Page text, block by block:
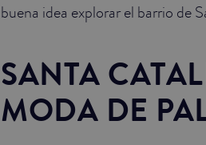
buena idea explorar el barrio de
SANTA
MODA DE